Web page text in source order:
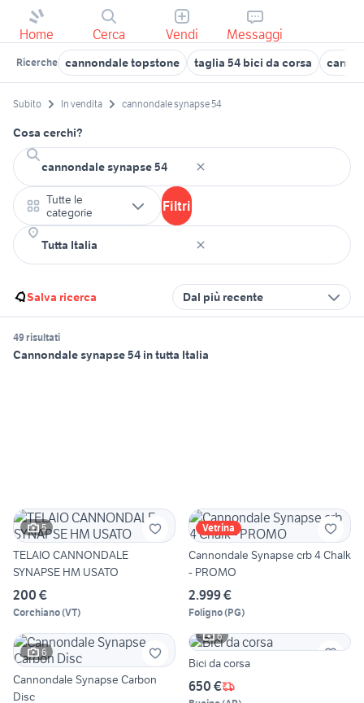
Home Cerca Vendi Messaggi
Ricerche cannondale topstone taglia 54 bici da corsa
Subito In vendita cannondale synapse 54
Cosa cerchi?
Tutte le
categorie
Filtri
Salva ricerca Dal più recente
49 risultati
Cannondale synapse 54 in tutta Italia
5
TELAIO CANNONDALE
SYNAPSE HM USATO
200 €
Corchiano(VT)
Vetrina
Cannondale Synapse crb 4 Chalk
- PROMO
2.999 €
Foligno(PG)
6
Cannondale Synapse Carbon
Disc
6
Bici da corsa
650 €